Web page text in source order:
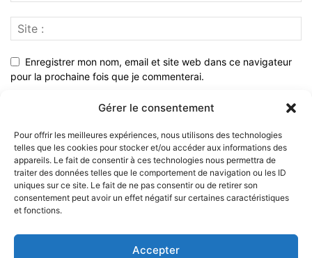
Gérer le consentement
Pour offrir les meilleures expériences, nous utilisons des technologies
telles que les cookies pour stocker et/ou accéder aux informations des
appareils. Le fait de consentir à ces technologies nous permettra de
traiter des données telles que le comportement de navigation ou les ID
uniques sur ce site. Le fait de ne pas consentir ou de retirer son
consentement peut avoir un effet négatif sur certaines caractéristiques
et fonctions.
Accepter
Enregistrer mon nom, email et site web dans ce navigateur
pour la prochaine fois que je commenterai.
À PROPOS